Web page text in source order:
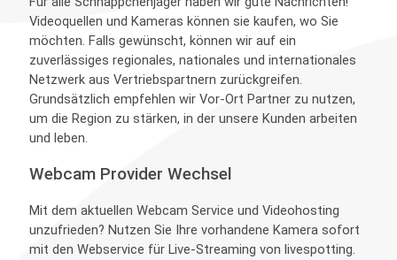
Videoquellen und Kameras können sie kaufen, wo Sie
möchten. Falls gewünscht, können wir auf ein
zuverlässiges regionales, nationales und internationales
Netzwerk aus Vertriebspartnern zurückgreifen.
Grundsätzlich empfehlen wir Vor-Ort Partner zu nutzen,
um die Region zu stärken, in der unsere Kunden arbeiten
und leben.
Webcam Provider Wechsel
Mit dem aktuellen Webcam Service und Videohosting
unzufrieden? Nutzen Sie Ihre vorhandene Kamera sofort
mit den Webservice für Live-Streaming von livespotting.